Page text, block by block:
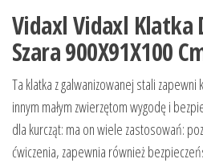
Vidaxl Vidaxl Klatka
Szara 900X91X100
Ta klatka z galwanizowanej stali zapewni
innym małym zwierzętom wygodę i
dla kurcząt: ma on wiele zastosowań:
ćwiczenia, zapewnia również